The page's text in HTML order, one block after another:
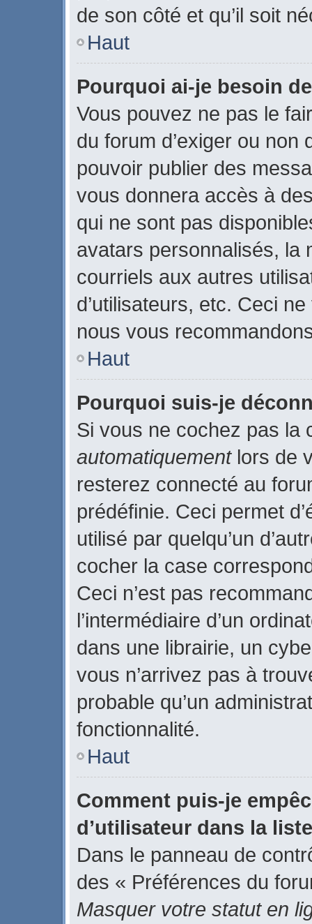
de son côté et qu’il soit
Haut
Pourquoi ai-je besoin
Vous pouvez ne pas le
du forum d’exiger ou
pouvoir publier des
vous donnera accès à
qui ne sont pas
avatars personnalisés, la
courriels aux autres
d’utilisateurs, etc. Ceci
nous vous
Haut
Pourquoi suis-je
Si vous ne cochez pas la
automatiquementlors de
resterez connecté au
prédéfinie. Ceci permet
utilisé par quelqu’un
cocher la case
Ceci n’est pas
l’intermédiaire d’un
dans une librairie, un
vous n’arrivez pas à
probable qu’un
fonctionnalité.
Haut
Comment puis-je
d’utilisateur dans la
Dans le panneau de
des « Préférences du
Masquer votre statut en